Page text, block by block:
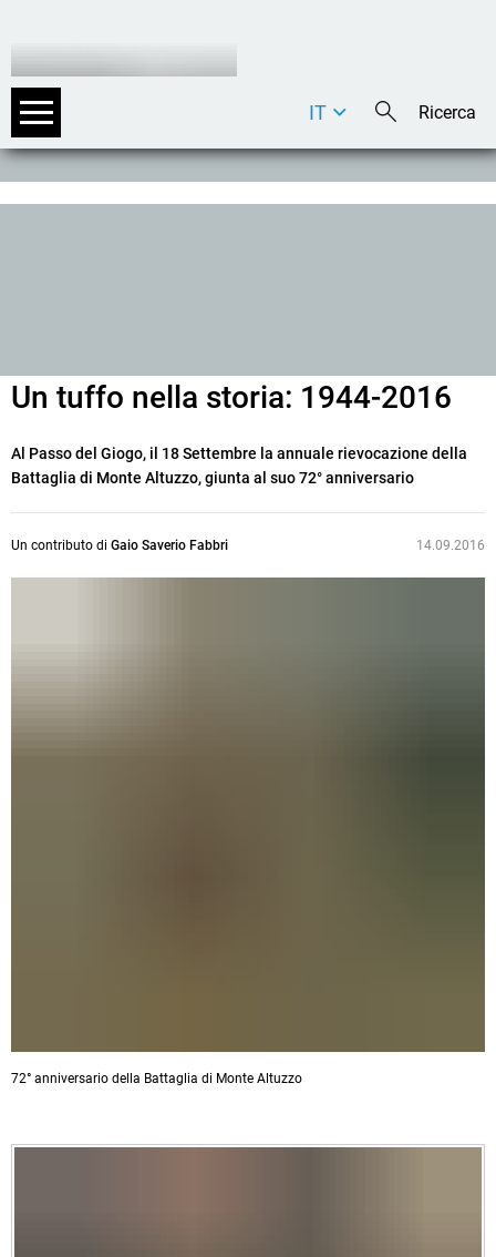
DE
IT
Un tuffo nella storia: 1944-2016
Al Passo del Giogo, il 18 Settembre la annuale rievocazione della
Battaglia di Monte Altuzzo, giunta al suo 72° anniversario
Un contributo di Gaio Saverio Fabbri 14.09.2016
72° anniversario della Battaglia di Monte Altuzzo